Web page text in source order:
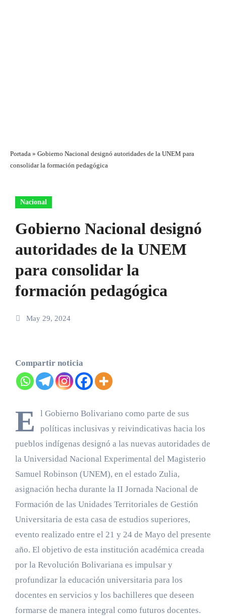
Portada» Gobierno Nacional designó autoridades de la UNEM para
consolidar la formación pedagógica
Nacional
Gobierno Nacional designó
autoridades de la UNEM
para consolidar la
formación pedagógica
May 29, 2024
Compartir noticia
E
l Gobierno Bolivariano como parte de sus
políticas inclusivas y reivindicativas hacia los
pueblos indígenas designó a las nuevas autoridades de
la Universidad Nacional Experimental del Magisterio
Samuel Robinson (UNEM), en el estado Zulia,
asignación hecha durante la II Jornada Nacional de
Formación de las Unidades Territoriales de Gestión
Universitaria de esta casa de estudios superiores,
evento realizado entre el 21 y 24 de Mayo del presente
año. El objetivo de esta institución académica creada
por la Revolución Bolivariana es impulsar y
profundizar la educación universitaria para los
docentes en servicios y los bachilleres que deseen
formarse de manera integral como futuros docentes.